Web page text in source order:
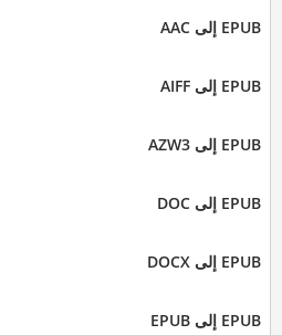
EPUB إلى AAC
EPUB إلى AIFF
EPUB إلى AZW3
EPUB إلى DOC
EPUB إلى DOCX
EPUB إلى EPUB